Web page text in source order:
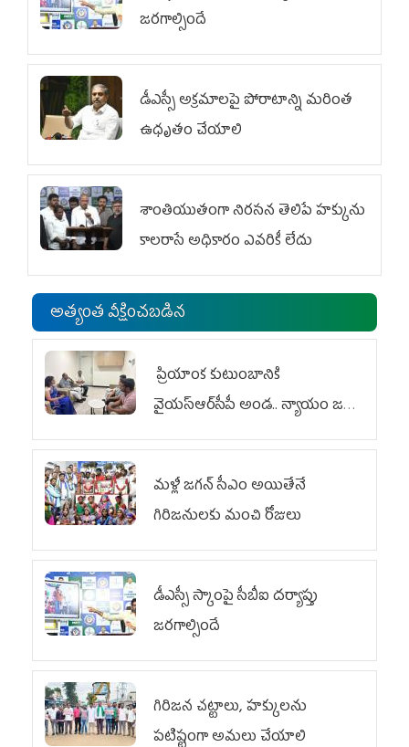
జరగాల్సిందే
డీఎస్సీ అక్రమాలపై పోరాటాన్ని మరింత
ఉధృతం చేయాలి
శాంతియుతంగా నిరసన తెలిపే హక్కును
కాలరాసే అధికారం ఎవరికీ లేదు
అత్యంత వీక్షించబడిన
ప్రియాంక కుటుంబానికి
వైయ‌స్ఆర్‌సీపీ అండ.. న్యాయం జరిగే
వరకు పోరాటం
మళ్లీ జగన్ సీఎం అయితేనే
గిరిజనులకు మంచి రోజులు
డీఎస్సీ స్కాంపై సీబీఐ దర్యాప్తు
జరగాల్సిందే
గిరిజన చట్టాలు, హక్కులను
పటిష్టంగా అమలు చేయాలి